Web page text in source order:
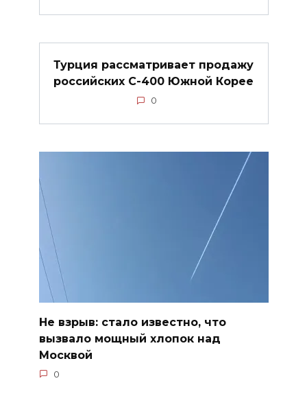
Турция рассматривает продажу
российских С-400 Южной Корее
0
Не взрыв: стало известно, что
вызвало мощный хлопок над
Москвой
0